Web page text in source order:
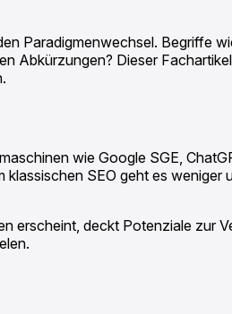
Paradigmenwechsel. Begriffe
Abkürzungen? Dieser
wie Google SGE,
klassischen SEO geht es weniger
erscheint, deckt Potenziale zur